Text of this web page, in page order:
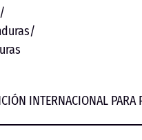
INTERNACIONAL